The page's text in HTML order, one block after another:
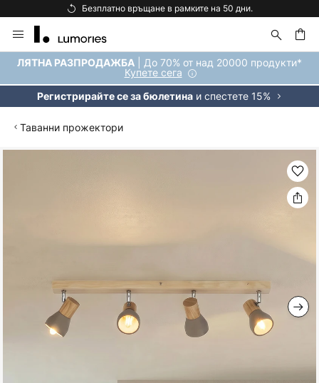
Безплатно връщане в рамките на 50 дни.
Прескачане
към
съдържанието
ЛЯТНА РАЗПРОДАЖБА | До 70% от над 20000 продукти*
Купете сега
Регистрирайте се за бюлетинаи спестете 15%
Таванни прожектори